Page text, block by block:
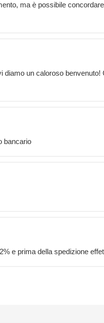
ma è possibile
diamo un caloroso
bancario
e prima della spedizione